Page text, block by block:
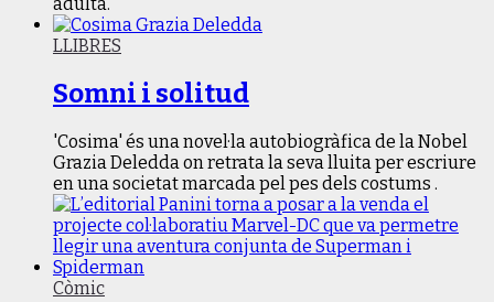
LLIBRES
Somni i solitud
'Cosima' és una novel·la autobiogràfica de la Nobel
Grazia Deledda on retrata la seva lluita per escriure
en una societat marcada pel pes dels costums .
Còmic